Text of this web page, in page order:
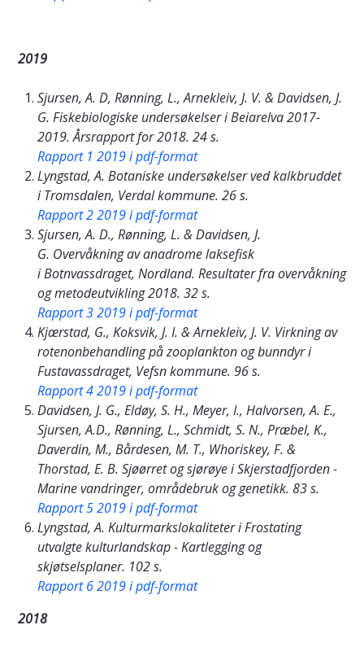
2019
Sjursen, A. D, Rønning, L., Arnekleiv, J. V. & Davidsen, J.
G. Fiskebiologiske undersøkelser i Beiarelva 2017-
2019. Årsrapport for 2018. 24 s.
Rapport 1 2019 i pdf-format
Lyngstad, A. Botaniske undersøkelser ved kalkbruddet
i Tromsdalen, Verdal kommune. 26 s.
Rapport 2 2019 i pdf-format
Sjursen, A. D., Rønning, L. & Davidsen, J.
G. Overvåkning av anadrome laksefisk
i Botnvassdraget, Nordland. Resultater fra overvåkning
og metodeutvikling 2018. 32 s.
Rapport 3 2019 i pdf-format
Kjærstad, G., Koksvik, J. I. & Arnekleiv, J. V. Virkning av
rotenonbehandling på zooplankton og bunndyr i
Fustavassdraget, Vefsn kommune. 96 s.
Rapport 4 2019 i pdf-format
Davidsen, J. G., Eldøy, S. H., Meyer, I., Halvorsen, A. E.,
Sjursen, A.D., Rønning, L., Schmidt, S. N., Præbel, K.,
Daverdin, M., Bårdesen, M. T., Whoriskey, F. &
Thorstad, E. B. Sjøørret og sjørøye i Skjerstadfjorden -
Marine vandringer, områdebruk og genetikk. 83 s.
Rapport 5 2019 i pdf-format
Lyngstad, A. Kulturmarkslokaliteter i Frostating
utvalgte kulturlandskap - Kartlegging og
skjøtselsplaner. 102 s.
Rapport 6 2019 i pdf-format
2018